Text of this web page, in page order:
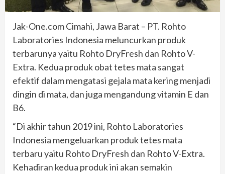
Jak-One.com Cimahi, Jawa Barat – PT. Rohto
Laboratories Indonesia meluncurkan produk
terbarunya yaitu Rohto DryFresh dan Rohto V-
Extra. Kedua produk obat tetes mata sangat
efektif dalam mengatasi gejala mata kering menjadi
dingin di mata, dan juga mengandung vitamin E dan
B6.
“Di akhir tahun 2019 ini, Rohto Laboratories
Indonesia mengeluarkan produk tetes mata
terbaru yaitu Rohto DryFresh dan Rohto V-Extra.
Kehadiran kedua produk ini akan semakin